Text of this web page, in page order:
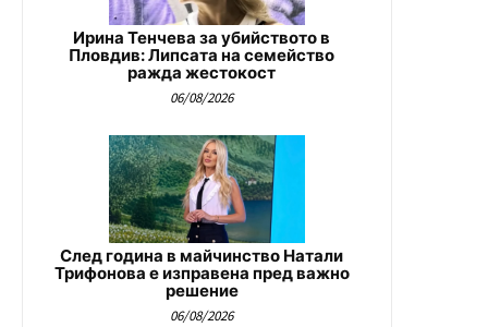
Ирина Тенчева за убийството в
Пловдив: Липсата на семейство
ражда жестокост
06/08/2026
След година в майчинство Натали
Трифонова е изправена пред важно
решение
06/08/2026